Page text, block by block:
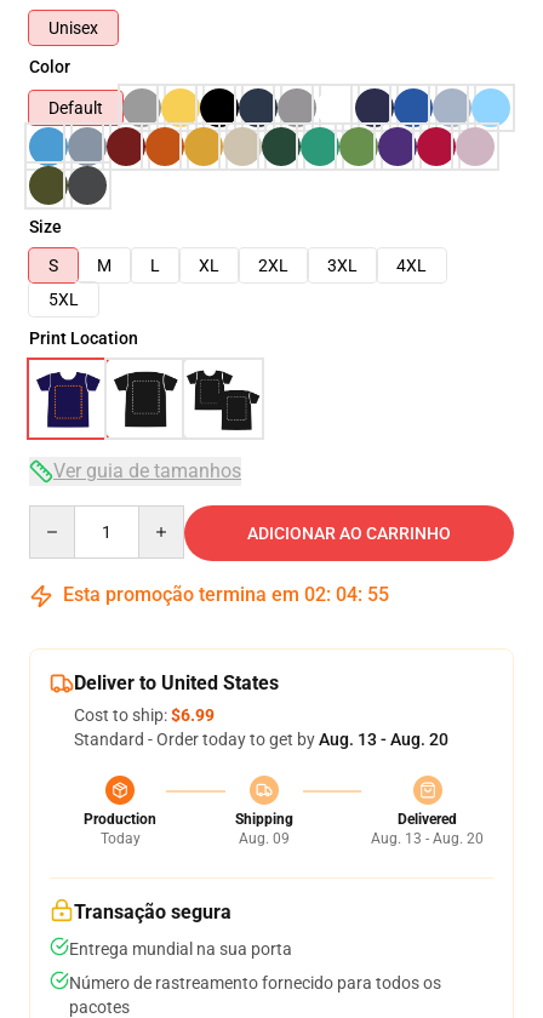
Unisex
Color
Default
Size
S
M L XL 2XL 3XL
4XL
5XL
Print Location
Ver guia de tamanhos
ADICIONAR AO CARRINHO
Esta promoção termina em 02: 04: 54
Deliver to United States
Cost to ship:$6.99
Standard - Order today to get byAug. 13 - Aug. 20
Production
Today
Shipping
Aug. 09
Delivered
Aug. 13 - Aug. 20
Transação segura
Entrega mundial na sua porta
Número de rastreamento fornecido para todos os
pacotes